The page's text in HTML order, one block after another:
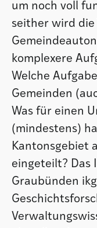
um noch voll
seither wird
komplexere
Welche
Gemeinden
Was für einen
(mindestens)
Kantonsgebiet
eingeteilt?
Graubünden